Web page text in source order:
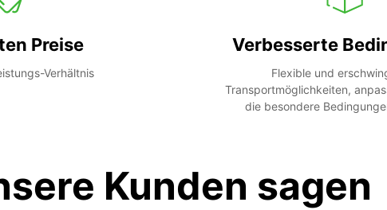
Preise
Verhältnis
Verbesserte
Flexible und
Transportmöglichkeiten,
die besondere
Kunden sagen